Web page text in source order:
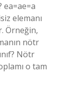
ea=ae=a
elemanı
Örneğin,
nötr
Nötr
o tam